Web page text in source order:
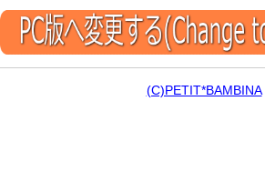
(C)PETIT*BAMBINA